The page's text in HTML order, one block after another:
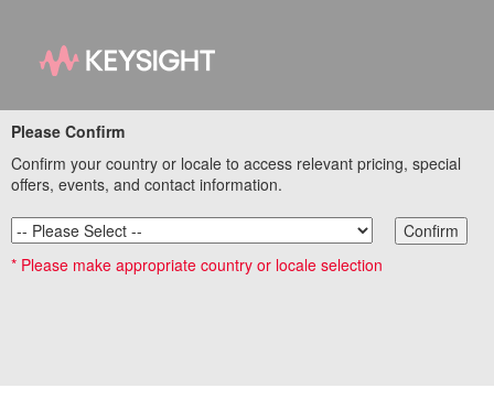
Infiniium EXRシリー
ズ 8ch 6GHzオシロス
コープ
Please Confirm
Confirm your country or locale to access relevant pricing, special
offers, events, and contact information.
Confirm
* Please make appropriate country or locale selection